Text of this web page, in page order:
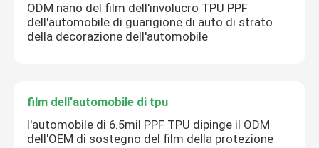
ODM nano del film dell'involucro TPU PPF
dell'automobile di guarigione di auto di strato
della decorazione dell'automobile
film dell'automobile di tpu
l'automobile di 6.5mil PPF TPU dipinge il ODM
dell'OEM di sostegno del film della protezione